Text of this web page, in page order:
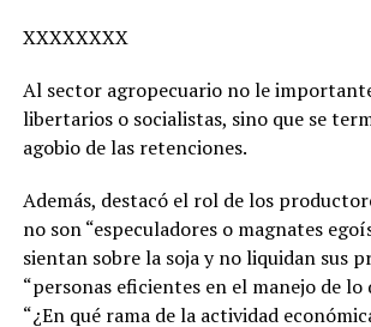
XXXXXXXX
Al sector agropecuario no le
libertarios o socialistas, sino que se
agobio de las retenciones.
Además, destacó el rol de los
no son “especuladores o magnates
sientan sobre la soja y no liquidan sus
“personas eficientes en el manejo de lo
“¿En qué rama de la actividad